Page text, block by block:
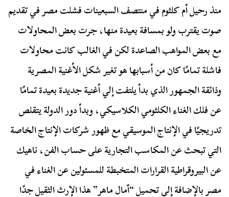
منذ رحيل أم كلثوم في منتصف السبعينات فشلت مصر في تقديم
صوت يقترب ولو بمسافة بعيدة منها، جرت بعض المحاولات
مع بعض المواهب الصاعدة لكن في الغالب كانت محاولات
فاشلة تمامًا كان من أسبابها هو تغير شكل الأغنية المصرية
وذائقة الجمهور الذي بدأ يلتفت إلي أغنية جديدة بعيدة تمامًا
عن فلك الغناء الكلثومي الكلاسيكي، وبدأ دور الدولة يتقلص
تدريجيًا في الإنتاج الموسيقي مع ظهور شركات الإنتاج الخاصة
التي تبحث عن المكاسب التجارية على حساب الفن، ناهيك
عن البيروقراطية القرارات المتخبطة للمسئولين عن الغناء في
مصر بالإضافة إلي تحميل “اّمال ماهر” هذا الإرث الثقيل جدًا